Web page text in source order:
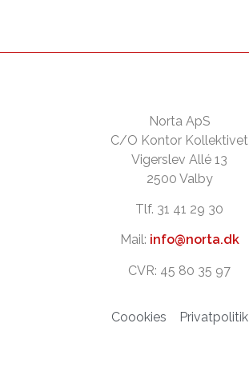
Norta ApS
C/O Kontor Kollektivet
Vigerslev Allé 13
2500 Valby
Tlf. 31 41 29 30
Mail: info@norta.dk
CVR: 45 80 35 97
Coookies Privatpolitik